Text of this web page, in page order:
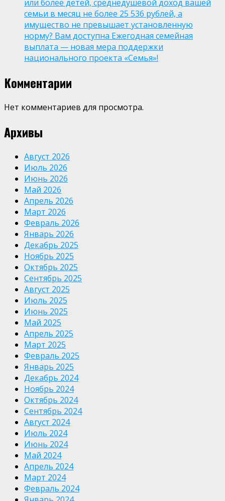
или более детей, среднедушевой доход вашей
семьи в месяц не более 25 536 рублей, а
имущество не превышает установленную
норму? Вам доступна Ежегодная семейная
выплата — новая мера поддержки
национального проекта «Семья»!
Комментарии
Нет комментариев для просмотра.
Архивы
Август 2026
Июль 2026
Июнь 2026
Май 2026
Апрель 2026
Март 2026
Февраль 2026
Январь 2026
Декабрь 2025
Ноябрь 2025
Октябрь 2025
Сентябрь 2025
Август 2025
Июль 2025
Июнь 2025
Май 2025
Апрель 2025
Март 2025
Февраль 2025
Январь 2025
Декабрь 2024
Ноябрь 2024
Октябрь 2024
Сентябрь 2024
Август 2024
Июль 2024
Июнь 2024
Май 2024
Апрель 2024
Март 2024
Февраль 2024